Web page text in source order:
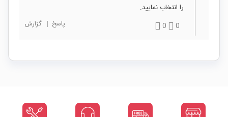
را انتخاب نمایید.
0
0 پاسخ | گزارش